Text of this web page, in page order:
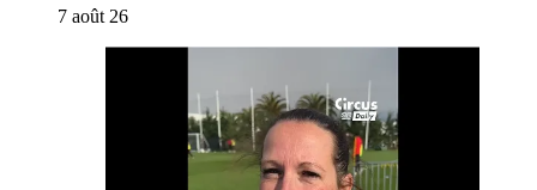
7 août 26